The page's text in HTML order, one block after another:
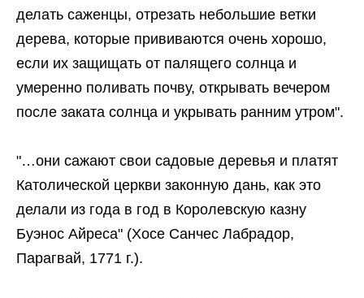
делать саженцы, отрезать небольшие ветки
дерева, которые прививаются очень хорошо,
если их защищать от палящего солнца и
умеренно поливать почву, открывать вечером
после заката солнца и укрывать ранним утром".
"…они сажают свои садовые деревья и платят
Католической церкви законную дань, как это
делали из года в год в Королевскую казну
Буэнос Айреса" (Хосе Санчес Лабрадор,
Парагвай, 1771 г.).